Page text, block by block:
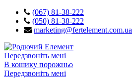
(067) 81-38-222
(050) 81-38-222
marketing@fertelement.com.ua
Передзвоніть мені
В кошику порожньо
Передзвоніть мені